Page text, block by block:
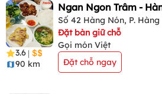
3.6 |
90 km
Ngan Ngon Trâm -
Số 42 Hàng Nón, P.
Đặt bàn giữ chỗ
Gọi món Việt
Đặt chỗ ngay